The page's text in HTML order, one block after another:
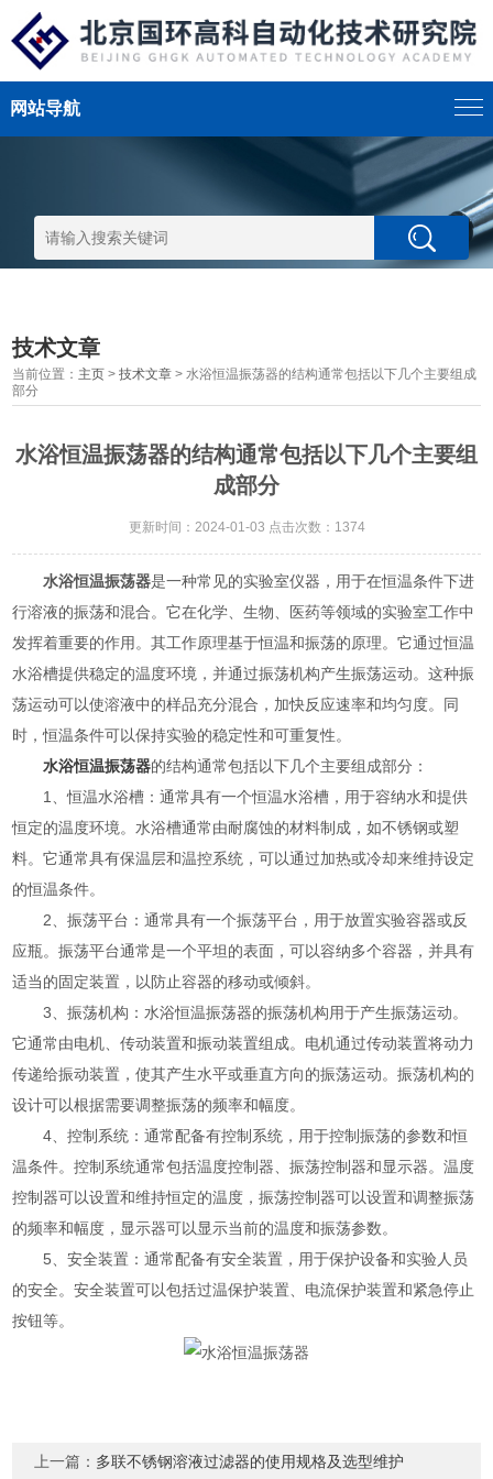
网站导航
技术文章
当前位置： 主页 >技术文章 > 水浴恒温振荡器的结构通常包括以下几个主要组成
部分
水浴恒温振荡器的结构通常包括以下几个主要组
成部分
更新时间：2024-01-03 点击次数：1374
水浴恒温振荡器是一种常见的实验室仪器，用于在恒温条件下进
行溶液的振荡和混合。它在化学、生物、医药等领域的实验室工作中
发挥着重要的作用。其工作原理基于恒温和振荡的原理。它通过恒温
水浴槽提供稳定的温度环境，并通过振荡机构产生振荡运动。这种振
荡运动可以使溶液中的样品充分混合，加快反应速率和均匀度。同
时，恒温条件可以保持实验的稳定性和可重复性。
水浴恒温振荡器的结构通常包括以下几个主要组成部分：
1、恒温水浴槽：通常具有一个恒温水浴槽，用于容纳水和提供
恒定的温度环境。水浴槽通常由耐腐蚀的材料制成，如不锈钢或塑
料。它通常具有保温层和温控系统，可以通过加热或冷却来维持设定
的恒温条件。
2、振荡平台：通常具有一个振荡平台，用于放置实验容器或反
应瓶。振荡平台通常是一个平坦的表面，可以容纳多个容器，并具有
适当的固定装置，以防止容器的移动或倾斜。
3、振荡机构：水浴恒温振荡器的振荡机构用于产生振荡运动。
它通常由电机、传动装置和振动装置组成。电机通过传动装置将动力
传递给振动装置，使其产生水平或垂直方向的振荡运动。振荡机构的
设计可以根据需要调整振荡的频率和幅度。
4、控制系统：通常配备有控制系统，用于控制振荡的参数和恒
温条件。控制系统通常包括温度控制器、振荡控制器和显示器。温度
控制器可以设置和维持恒定的温度，振荡控制器可以设置和调整振荡
的频率和幅度，显示器可以显示当前的温度和振荡参数。
5、安全装置：通常配备有安全装置，用于保护设备和实验人员
的安全。安全装置可以包括过温保护装置、电流保护装置和紧急停止
按钮等。
上一篇： 多联不锈钢溶液过滤器的使用规格及选型维护